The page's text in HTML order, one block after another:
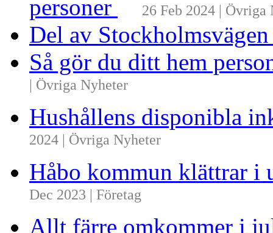
personer
26 Feb 2024 | Övriga
Del av
Så gör du ditt hem
| Övriga Nyheter
Hushållens disponibla
2024 | Övriga Nyheter
Håbo kommun klättrar i
Dec 2023 | Företag
Allt färre omkommer i